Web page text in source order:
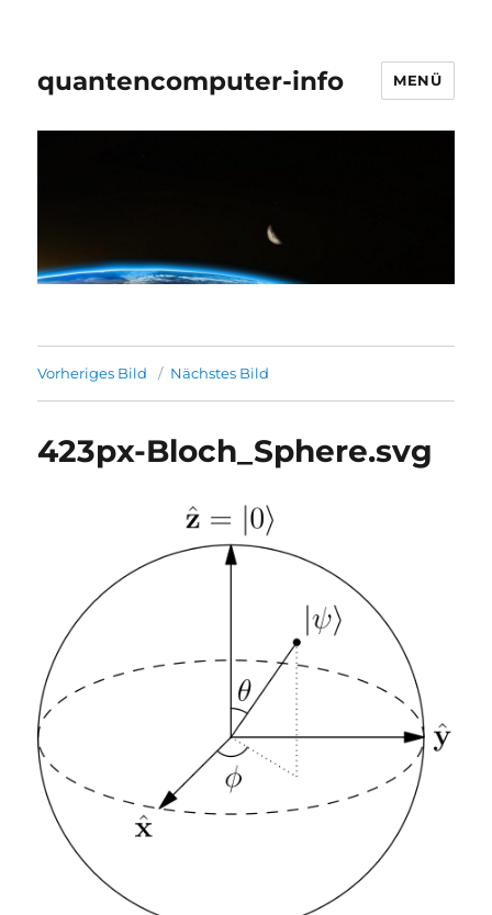
quantencomputer-info MENÜ
Vorheriges Bild Nächstes Bild
423px-Bloch_Sphere.svg